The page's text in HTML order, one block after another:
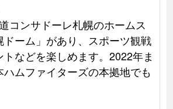
コンサドーレ札幌のホームス
ドーム」があり、スポーツ観戦
などを楽しめます。2022年ま
ムファイターズの本拠地でも